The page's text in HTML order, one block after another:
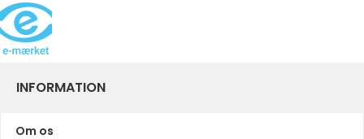
INFORMATION
Om os